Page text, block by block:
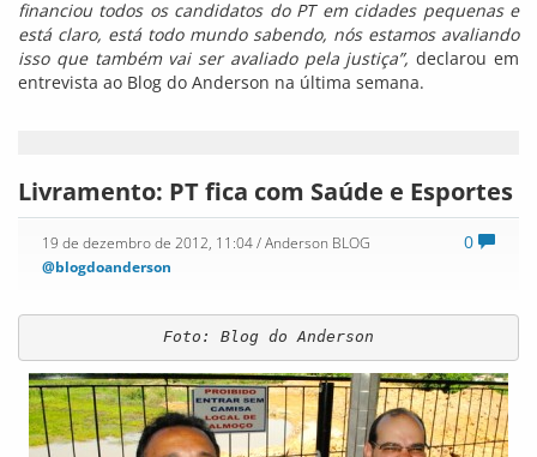
financiou todos os candidatos do PT em cidades pequenas e
está claro, está todo mundo sabendo, nós estamos avaliando
isso que também vai ser avaliado pela justiça”, declarou em
entrevista ao Blog do Anderson na última semana.
Livramento: PT fica com Saúde e Esportes
0
19 de dezembro de 2012, 11:04/ Anderson BLOG
@blogdoanderson
Foto: Blog do Anderson